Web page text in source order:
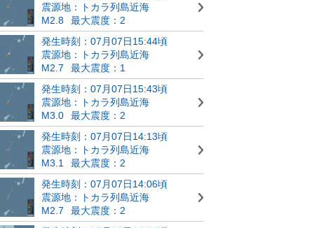
震源地：トカラ列島近海
M2.8
最大震度：2
発生時刻：07月07日15:44頃
震源地：トカラ列島近海
M2.7
最大震度：1
発生時刻：07月07日15:43頃
震源地：トカラ列島近海
M3.0
最大震度：2
発生時刻：07月07日14:13頃
震源地：トカラ列島近海
M3.1
最大震度：2
発生時刻：07月07日14:06頃
震源地：トカラ列島近海
M2.7
最大震度：2